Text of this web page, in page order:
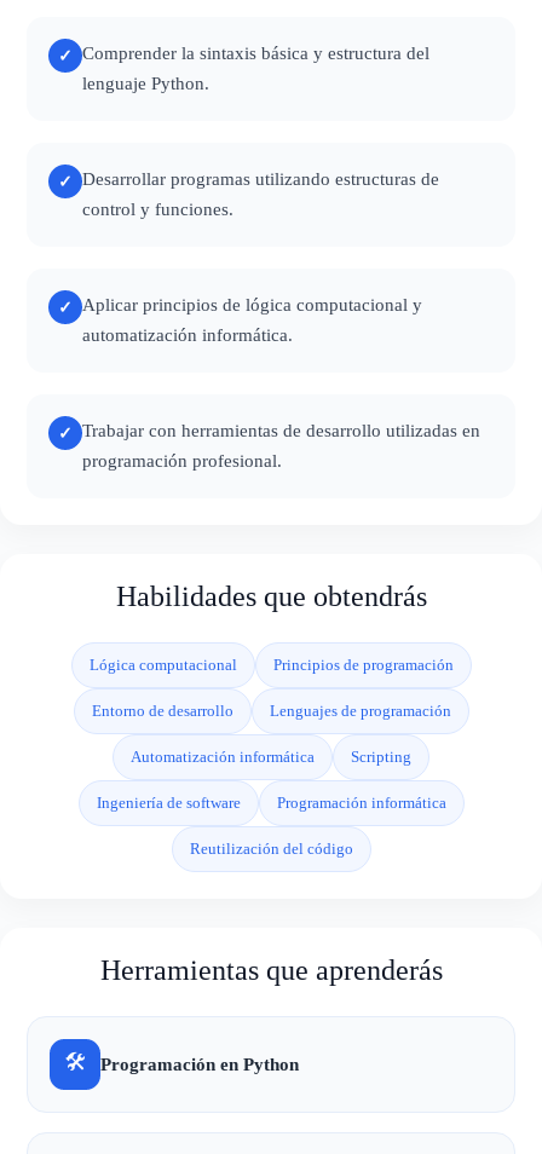
✓
Comprender la sintaxis básica y estructura del
lenguaje Python.
✓
Desarrollar programas utilizando estructuras de
control y funciones.
✓
Aplicar principios de lógica computacional y
automatización informática.
✓
Trabajar con herramientas de desarrollo utilizadas en
programación profesional.
Habilidades que obtendrás
Lógica computacional Principios de programación
Entorno de desarrollo Lenguajes de programación
Automatización informática Scripting
Ingeniería de software Programación informática
Reutilización del código
Herramientas que aprenderás
🛠 Programación en Python